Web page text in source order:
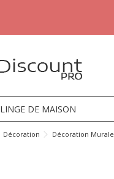
LINGE DE MAISON
Décoration Décoration Murale